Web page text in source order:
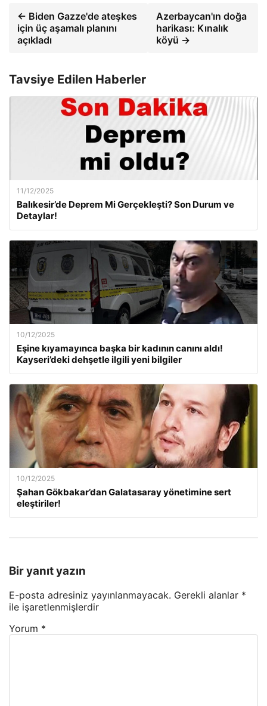
← Biden Gazze'de ateşkes
için üç aşamalı planını
açıkladı
Azerbaycan'ın doğa
harikası: Kınalık
köyü →
Tavsiye Edilen Haberler
11/12/2025
Balıkesir’de Deprem Mi Gerçekleşti? Son Durum ve
Detaylar!
10/12/2025
Eşine kıyamayınca başka bir kadının canını aldı!
Kayseri’deki dehşetle ilgili yeni bilgiler
10/12/2025
Şahan Gökbakar’dan Galatasaray yönetimine sert
eleştiriler!
Bir yanıt yazın
E-posta adresiniz yayınlanmayacak. Gerekli alanlar *
ile işaretlenmişlerdir
Yorum *